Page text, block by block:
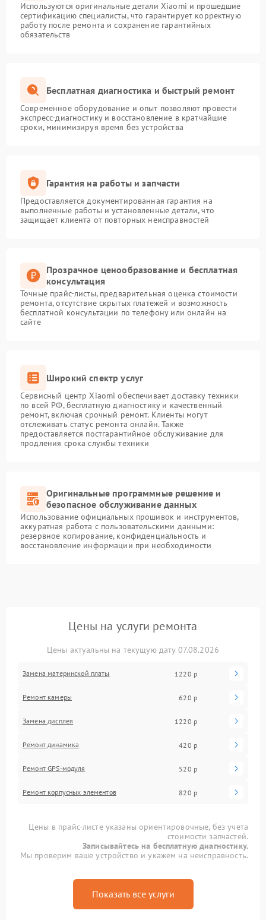
Используются оригинальные детали Xiaomi и прошедшие
сертификацию специалисты, что гарантирует корректную
работу после ремонта и сохранение гарантийных
обязательств
Бесплатная диагностика и быстрый ремонт
Современное оборудование и опыт позволяют провести
экспресс-диагностику и восстановление в кратчайшие
сроки, минимизируя время без устройства
Гарантия на работы и запчасти
Предоставляется документированная гарантия на
выполненные работы и установленные детали, что
защищает клиента от повторных неисправностей
Прозрачное ценообразование и бесплатная
консультация
Точные прайс-листы, предварительная оценка стоимости
ремонта, отсутствие скрытых платежей и возможность
бесплатной консультации по телефону или онлайн на
сайте
Широкий спектр услуг
Сервисный центр Xiaomi обеспечивает доставку техники
по всей РФ, бесплатную диагностику и качественный
ремонт, включая срочный ремонт. Клиенты могут
отслеживать статус ремонта онлайн. Также
предоставляется постгарантийное обслуживание для
продления срока службы техники
Оригинальные программные решение и
безопасное обслуживание данных
Использование официальных прошивок и инструментов,
аккуратная работа с пользовательскими данными:
резервное копирование, конфиденциальность и
восстановление информации при необходимости
Цены на услуги ремонта
Цены актуальны на текущую дату 07.08.2026
Замена материнской платы 1220 р
Ремонт камеры 620 р
Замена дисплея 1220 р
Ремонт динамика 420 р
Ремонт GPS-модуля 520 р
Ремонт корпусных элементов 820 р
Цены в прайс-листе указаны ориентировочные, без учета
стоимости запчастей.
Записывайтесь на бесплатную диагностику.
Мы проверим ваше устройство и укажем на неисправность.
Показать все услуги